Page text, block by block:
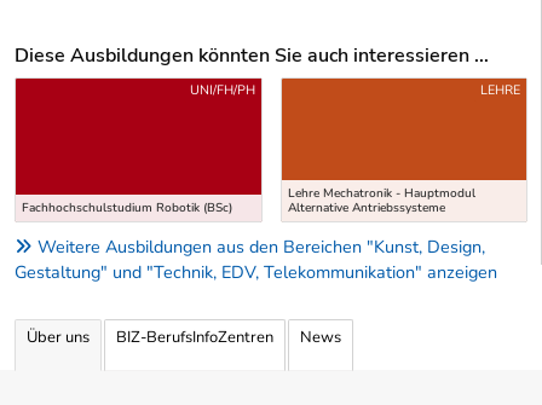
Diese Ausbildungen könnten Sie auch interessieren ...
Uber weitere Ausbildungsvorschläge
Fachhochschulstudium Robotik (BSc)
UNI/FH/PH
Lehre Mechatronik - Hauptmodul
Alternative Antriebssysteme
LEHRE
Weitere Ausbildungen aus den Bereichen "Kunst, Design,
Gestaltung" und "Technik, EDV, Telekommunikation" anzeigen
Über uns BIZ-BerufsInfoZentren News